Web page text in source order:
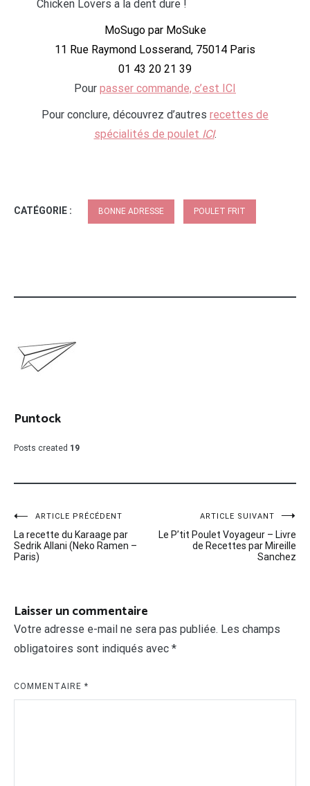
Chicken Lovers a la dent dure !
MoSugo par MoSuke
11 Rue Raymond Losserand, 75014 Paris
01 43 20 21 39
Pour passer commande, c’est ICI
Pour conclure, découvrez d’autres recettes de
spécialités de poulet ICI.
CATÉGORIE : BONNE ADRESSE POULET FRIT
Puntock
Posts created 19
Navigation
de
l’article
ARTICLE PRÉCÉDENT
La recette du Karaage par
Sedrik Allani (Neko Ramen –
Paris)
ARTICLE SUIVANT
Le P’tit Poulet Voyageur – Livre
de Recettes par Mireille
Sanchez
Laisser un commentaire
Votre adresse e-mail ne sera pas publiée. Les champs
obligatoires sont indiqués avec *
COMMENTAIRE *